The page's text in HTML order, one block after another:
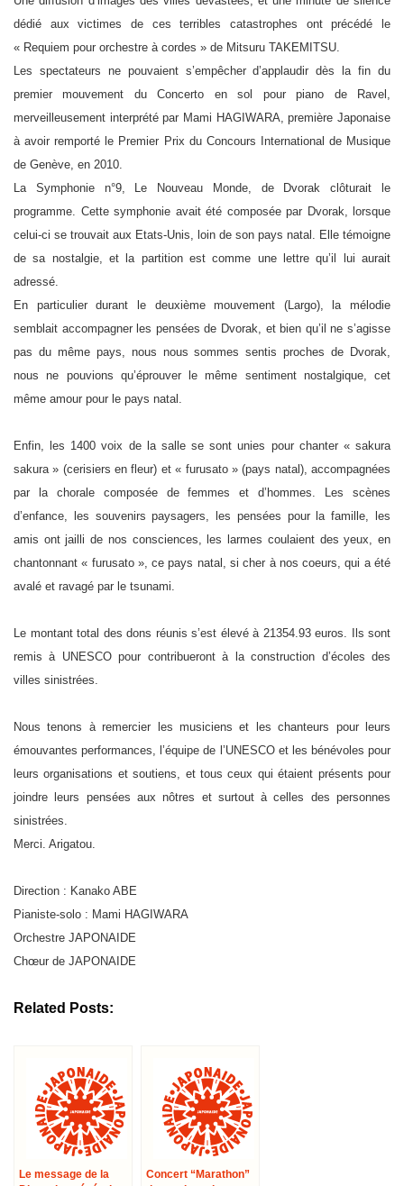
dédié aux victimes de ces terribles catastrophes ont précédé le
« Requiem pour orchestre à cordes » de Mitsuru TAKEMITSU.
Les spectateurs ne pouvaient s’empêcher d’applaudir dès la fin du
premier mouvement du Concerto en sol pour piano de Ravel,
merveilleusement interprété par Mami HAGIWARA, première Japonaise
à avoir remporté le Premier Prix du Concours International de Musique
de Genève, en 2010.
La Symphonie n°9, Le Nouveau Monde, de Dvorak clôturait le
programme. Cette symphonie avait été composée par Dvorak, lorsque
celui-ci se trouvait aux Etats-Unis, loin de son pays natal. Elle témoigne
de sa nostalgie, et la partition est comme une lettre qu’il lui aurait
adressé.
En particulier durant le deuxième mouvement (Largo), la mélodie
semblait accompagner les pensées de Dvorak, et bien qu’il ne s’agisse
pas du même pays, nous nous sommes sentis proches de Dvorak,
nous ne pouvions qu’éprouver le même sentiment nostalgique, cet
même amour pour le pays natal.
Enfin, les 1400 voix de la salle se sont unies pour chanter « sakura
sakura » (cerisiers en fleur) et « furusato » (pays natal), accompagnées
par la chorale composée de femmes et d’hommes. Les scènes
d’enfance, les souvenirs paysagers, les pensées pour la famille, les
amis ont jailli de nos consciences, les larmes coulaient des yeux, en
chantonnant « furusato », ce pays natal, si cher à nos coeurs, qui a été
avalé et ravagé par le tsunami.
Le montant total des dons réunis s’est élevé à 21354.93 euros. Ils sont
remis à UNESCO pour contribueront à la construction d’écoles des
villes sinistrées.
Nous tenons à remercier les musiciens et les chanteurs pour leurs
émouvantes performances, l’équipe de l’UNESCO et les bénévoles pour
leurs organisations et soutiens, et tous ceux qui étaient présents pour
joindre leurs pensées aux nôtres et surtout à celles des personnes
sinistrées.
Merci. Arigatou.
Direction : Kanako ABE
Pianiste-solo : Mami HAGIWARA
Orchestre JAPONAIDE
Chœur de JAPONAIDE
Related Posts:
Le message de la
Concert “Marathon”